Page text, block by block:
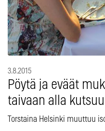
3.8.2015
Pöytä ja eväät
taivaan alla kutsuu
Torstaina Helsinki muuttuu